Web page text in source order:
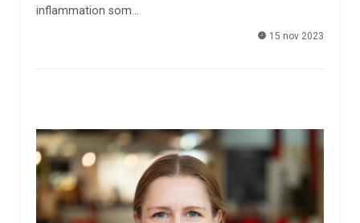
inflammation som…
15 nov 2023